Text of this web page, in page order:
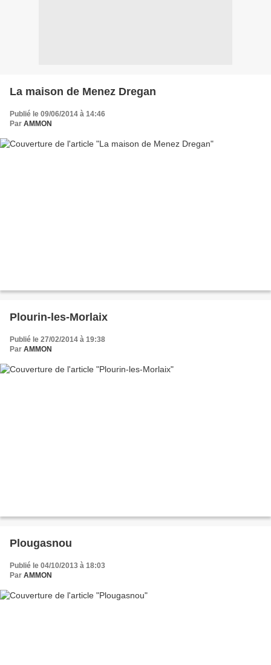
La maison de Menez Dregan
Publié le 09/06/2014 à 14:46
Par AMMON
Plourin-les-Morlaix
Publié le 27/02/2014 à 19:38
Par AMMON
Plougasnou
Publié le 04/10/2013 à 18:03
Par AMMON